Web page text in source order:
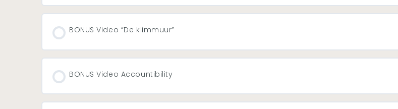
BONUS Video “De klimmuur”
BONUS Video Accountibility